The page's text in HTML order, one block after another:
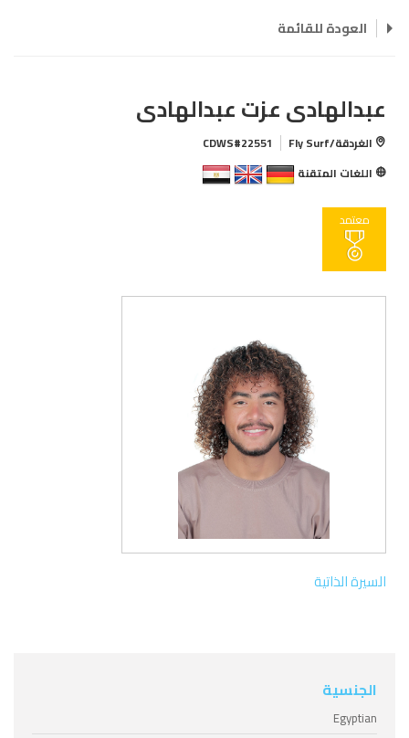
العودة للقائمة
عبدالهادى عزت عبدالهادى
الغردقة/Fly Surf
CDWS#22551
اللغات المتقنة
معتمد
السيرة الذاتية
الجنسية
Egyptian